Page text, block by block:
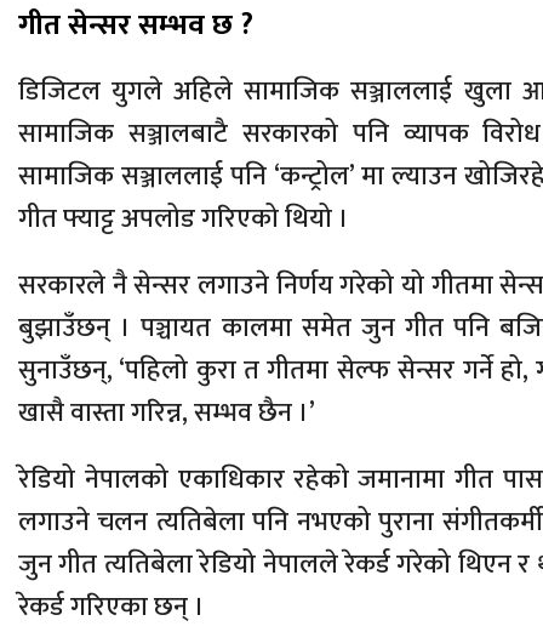
गीत सेन्सर सम्भव छ ?
डिजिटल युगले अहिले सामाजिक सञ्जाललाई खुला
सामाजिक सञ्जालबाटै सरकारको पनि व्यापक
सामाजिक सञ्जाललाई पनि ‘कन्ट्रोल’ मा ल्याउन
गीत फ्याट्ट अपलोड गरिएको थियो ।
सरकारले नै सेन्सर लगाउने निर्णय गरेको यो गीतमा
बुझाउँछन् । पञ्चायत कालमा समेत जुन गीत पनि
सुनाउँछन्, ‘पहिलो कुरा त गीतमा सेल्फ सेन्सर गर्ने
खासै वास्ता गरिन्न, सम्भव छैन ।’
रेडियो नेपालको एकाधिकार रहेको जमानामा गीत
लगाउने चलन त्यतिबेला पनि नभएको पुराना
जुन गीत त्यतिबेला रेडियो नेपालले रेकर्ड गरेको थिएन
रेकर्ड गरिएका छन् ।